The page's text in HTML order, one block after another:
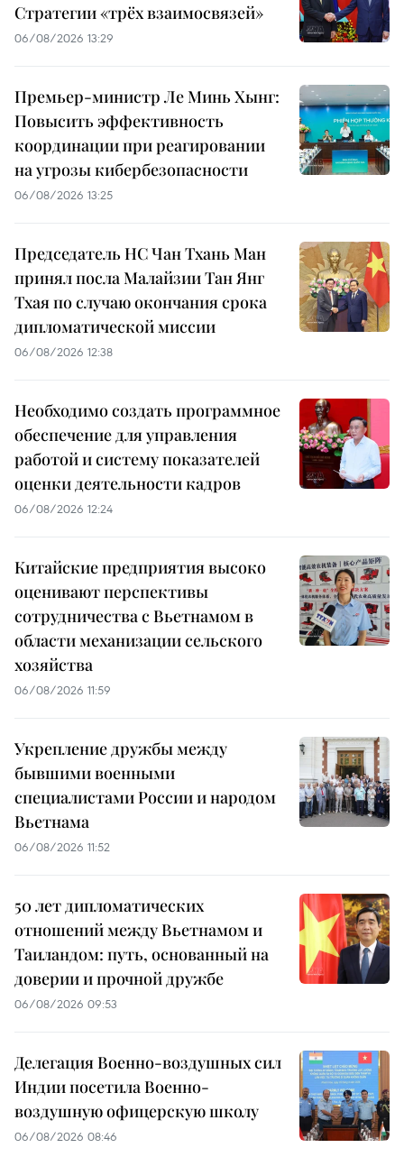
Стратегии «трёх взаимосвязей»
06/08/2026 13:29
Премьер-министр Ле Минь Хынг:
Повысить эффективность
координации при реагировании
на угрозы кибербезопасности
06/08/2026 13:25
Председатель НС Чан Тхань Ман
принял посла Малайзии Тан Янг
Тхая по случаю окончания срока
дипломатической миссии
06/08/2026 12:38
Необходимо создать программное
обеспечение для управления
работой и систему показателей
оценки деятельности кадров
06/08/2026 12:24
Китайские предприятия высоко
оценивают перспективы
сотрудничества с Вьетнамом в
области механизации сельского
хозяйства
06/08/2026 11:59
Укрепление дружбы между
бывшими военными
специалистами России и народом
Вьетнама
06/08/2026 11:52
50 лет дипломатических
отношений между Вьетнамом и
Таиландом: путь, основанный на
доверии и прочной дружбе
06/08/2026 09:53
Делегация Военно-воздушных сил
Индии посетила Военно-
воздушную офицерскую школу
06/08/2026 08:46